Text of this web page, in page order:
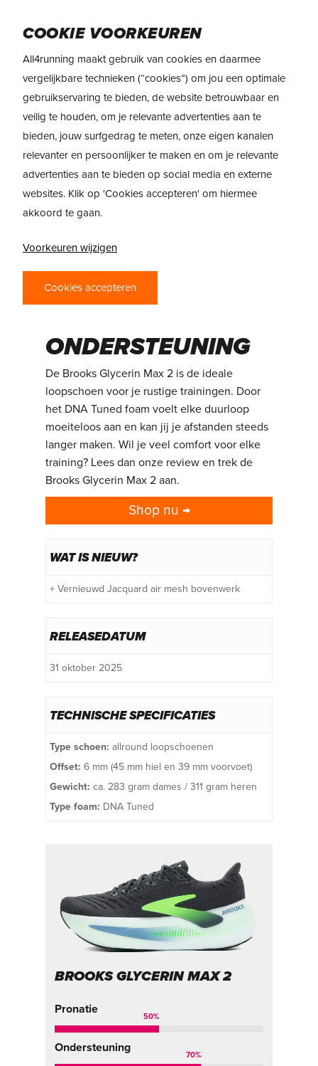
content
REVIEW
BROOKS GLYCERIN
MAX 2 –
MAXIMALE
ONDERSTEUNING
De Brooks Glycerin Max 2 is de ideale
loopschoen voor je rustige trainingen. Door
het DNA Tuned foam voelt elke duurloop
moeiteloos aan en kan jij je afstanden steeds
langer maken. Wil je veel comfort voor elke
training? Lees dan onze review en trek de
Brooks Glycerin Max 2 aan.
Shop nu →
WAT IS NIEUW?
+ Vernieuwd Jacquard air mesh bovenwerk
RELEASEDATUM
31 oktober 2025
TECHNISCHE SPECIFICATIES
Type schoen: allround loopschoenen
Offset: 6 mm (45 mm hiel en 39 mm voorvoet)
Gewicht: ca. 283 gram dames / 311 gram heren
Type foam: DNA Tuned
BROOKS GLYCERIN MAX 2
Pronatie
50%
Ondersteuning
70%
COOKIE VOORKEUREN
All4running maakt gebruik van cookies en daarmee
vergelijkbare technieken (“cookies”) om jou een optimale
gebruikservaring te bieden, de website betrouwbaar en
veilig te houden, om je relevante advertenties aan te
bieden, jouw surfgedrag te meten, onze eigen kanalen
relevanter en persoonlijker te maken en om je relevante
advertenties aan te bieden op social media en externe
websites. Klik op 'Cookies accepteren' om hiermee
akkoord te gaan.
Voorkeuren wijzigen
Cookies accepteren